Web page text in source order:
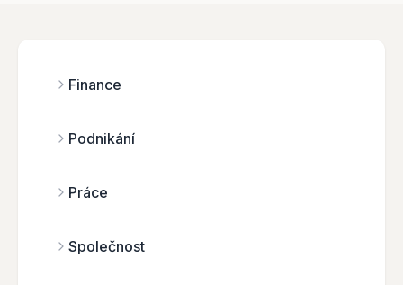
Finance
Podnikání
Práce
Společnost